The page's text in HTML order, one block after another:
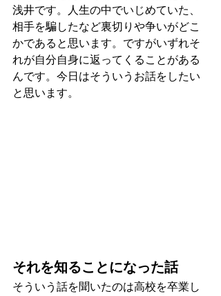
浅井です。人生の中でいじめていた、
相手を騙したなど裏切りや争いがどこ
かであると思います。ですがいずれそ
れが自分自身に返ってくることがある
んです。今日はそういうお話をしたい
と思います。
それを知ることになった話
そういう話を聞いたのは高校を卒業し